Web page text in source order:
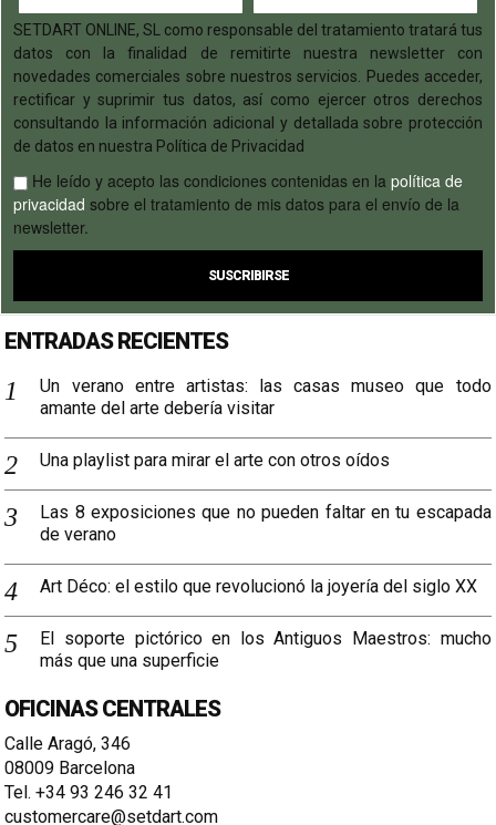
SETDART ONLINE, SL como responsable del tratamiento tratará tus
datos con la finalidad de remitirte nuestra newsletter con
novedades comerciales sobre nuestros servicios. Puedes acceder,
rectificar y suprimir tus datos, así como ejercer otros derechos
consultando la información adicional y detallada sobre protección
de datos en nuestra Política de Privacidad
He leído y acepto las condiciones contenidas en la política de
privacidad sobre el tratamiento de mis datos para el envío de la
newsletter.
ENTRADAS RECIENTES
Un verano entre artistas: las casas museo que todo
amante del arte debería visitar
Una playlist para mirar el arte con otros oídos
Las 8 exposiciones que no pueden faltar en tu escapada
de verano
Art Déco: el estilo que revolucionó la joyería del siglo XX
El soporte pictórico en los Antiguos Maestros: mucho
más que una superficie
OFICINAS CENTRALES
Calle Aragó, 346
08009 Barcelona
Tel. +34 93 246 32 41
customercare@setdart.com